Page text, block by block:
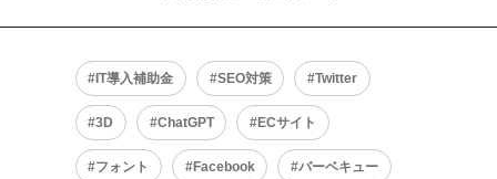
IT導入補助金 SEO対策 Twitter
3D ChatGPT ECサイト
フォント Facebook バーベキュー